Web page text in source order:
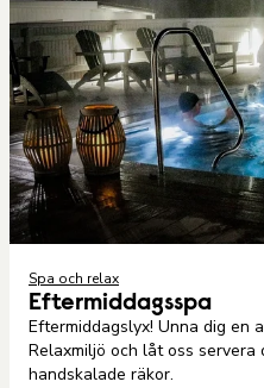
Spa och relax
Eftermiddagsspa
Eftermiddagslyx! Unna dig en
Relaxmiljö och låt oss servera
handskalade räkor.